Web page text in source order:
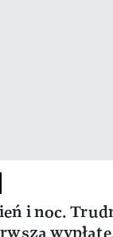
i noc.